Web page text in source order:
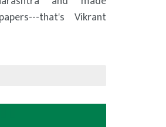
that's Vikrant